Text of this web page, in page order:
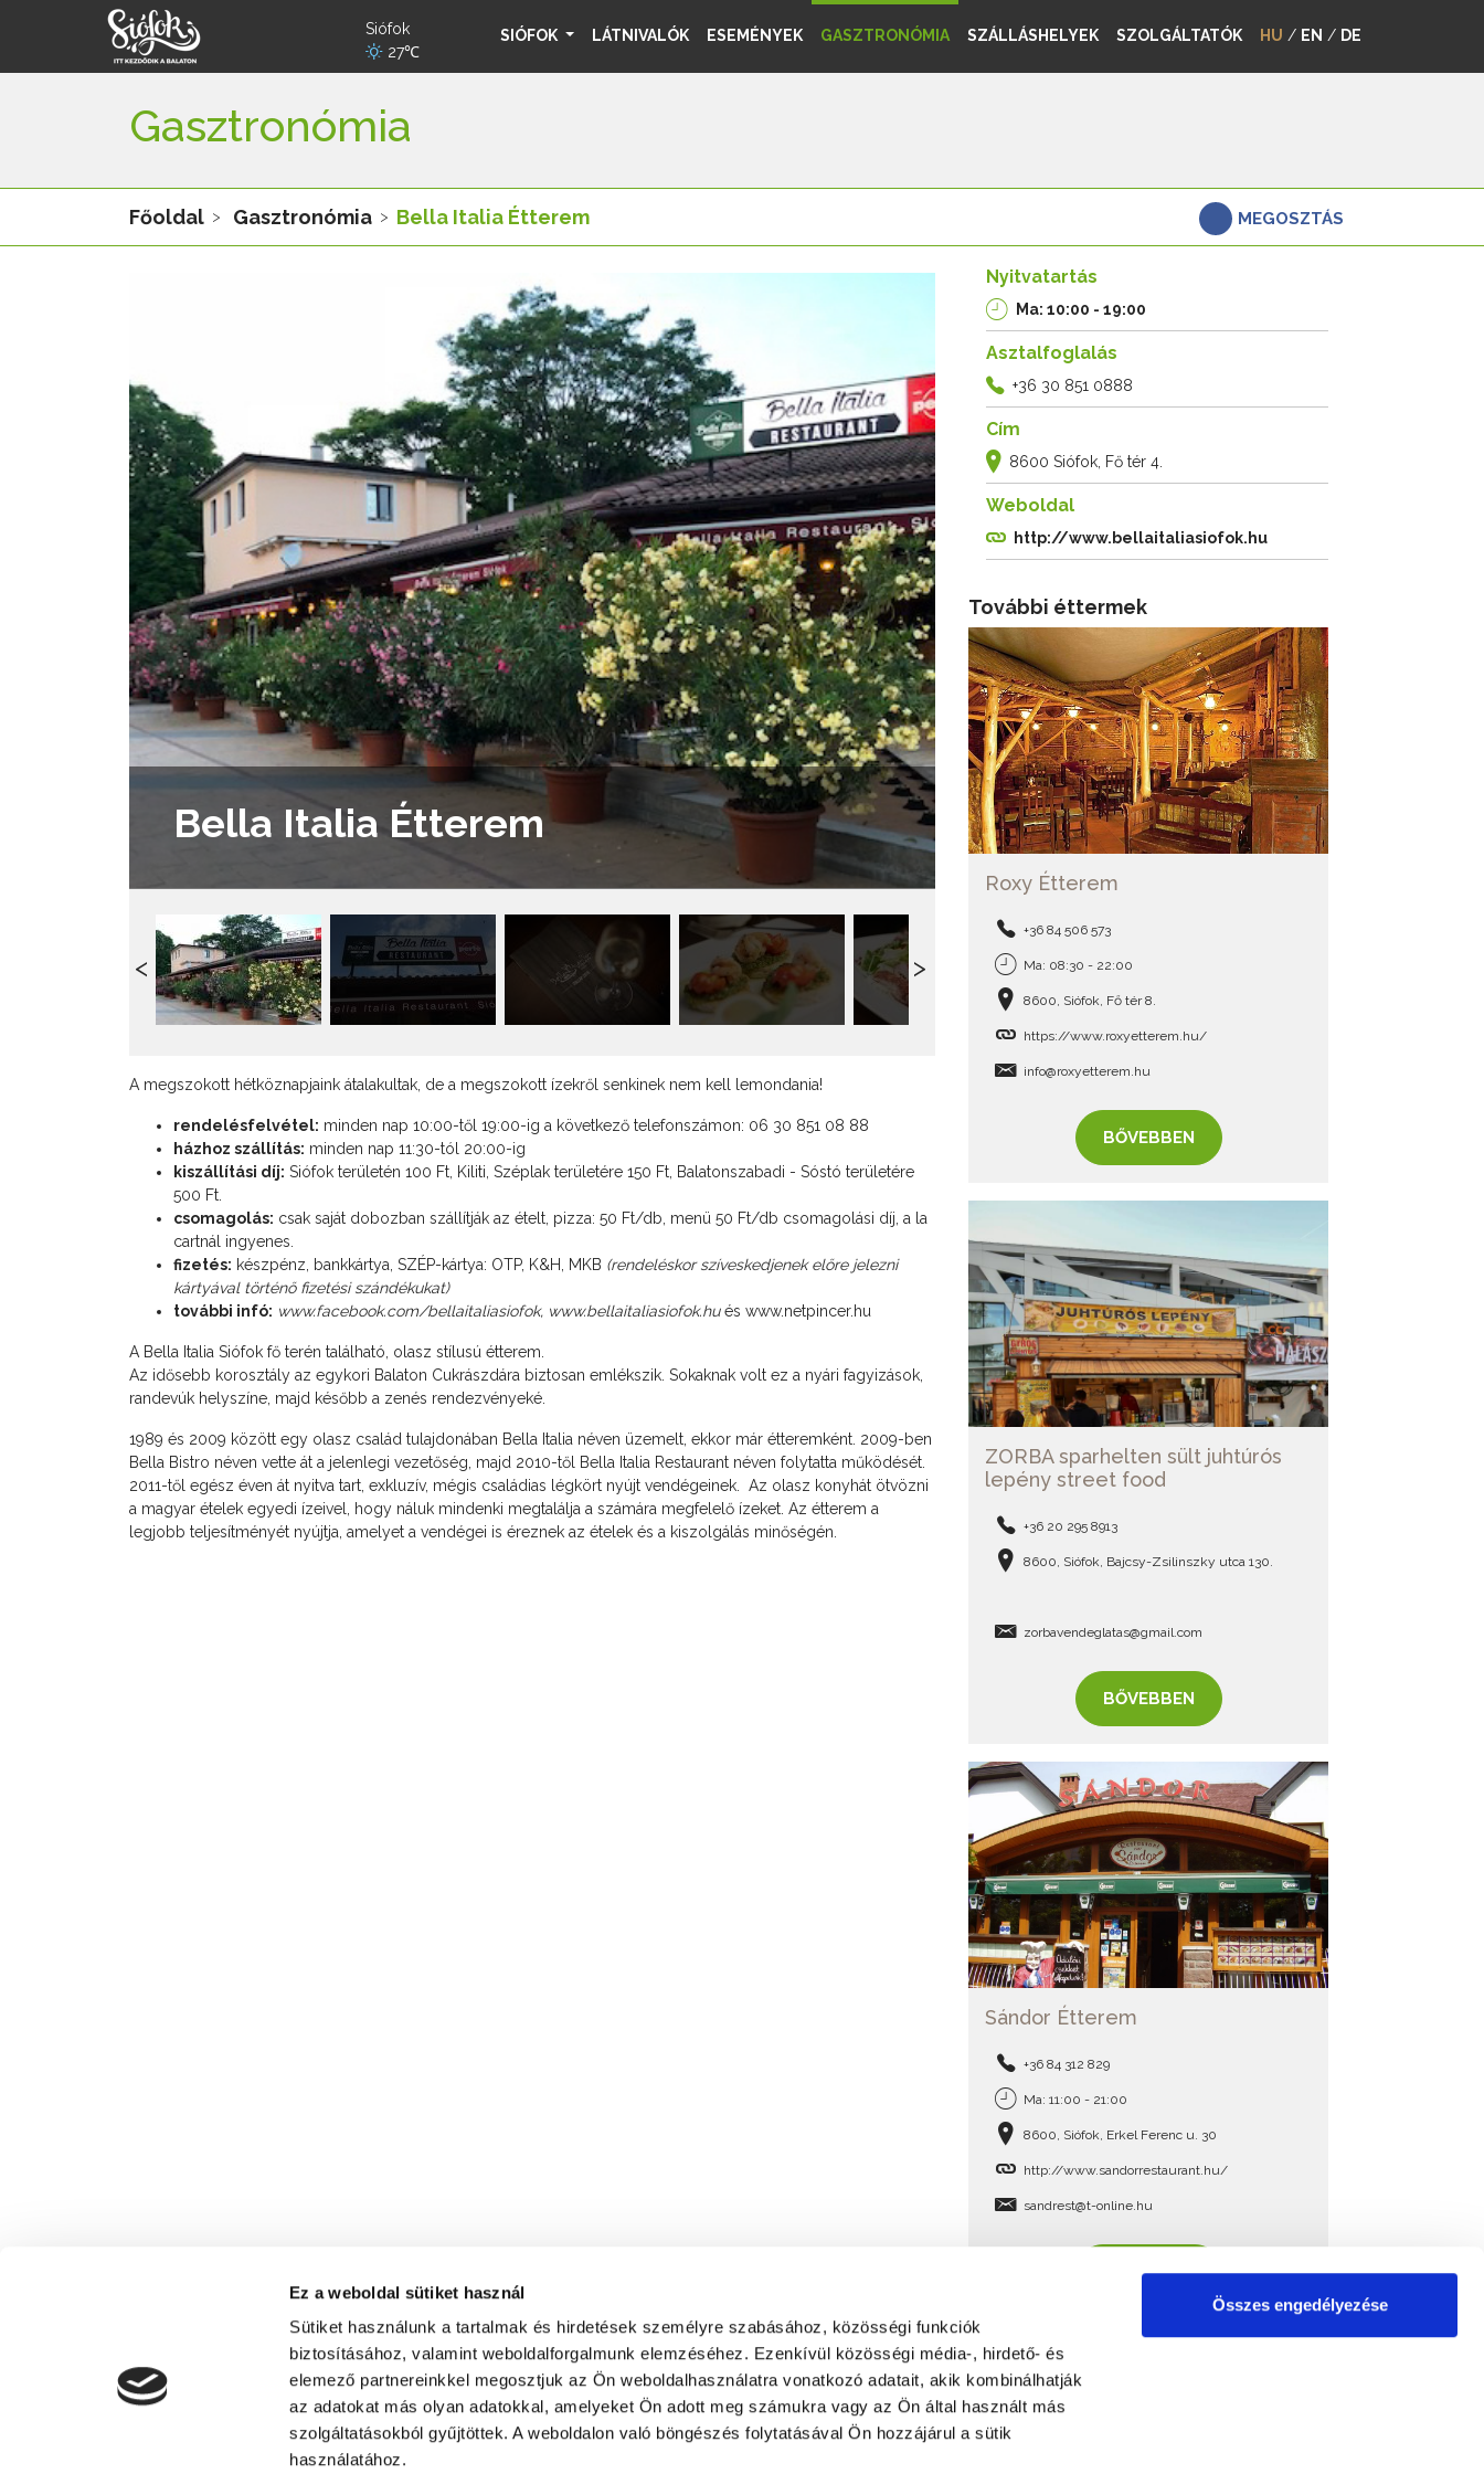
Ez a weboldal sütiket használ
Sütiket használunk a tartalmak és hirdetések személyre szabásához, közösségi funkciók
biztosításához, valamint weboldalforgalmunk elemzéséhez. Ezenkívül közösségi média-, hirdető- és
elemező partnereinkkel megosztjuk az Ön weboldalhasználatra vonatkozó adatait, akik kombinálhatják
az adatokat más olyan adatokkal, amelyeket Ön adott meg számukra vagy az Ön által használt más
szolgáltatásokból gyűjtöttek. A weboldalon való böngészés folytatásával Ön hozzájárul a sütik
használatához.
Összes engedélyezése
Siófok
27℃
SIÓFOK LÁTNIVALÓK ESEMÉNYEK GASZTRONÓMIA SZÁLLÁSHELYEK SZOLGÁLTATÓK HU / EN / DE
Gasztronómia
Főoldal Gasztronómia Bella Italia Étterem MEGOSZTÁS
Bella Italia Étterem
A megszokott hétköznapjaink átalakultak, de a megszokott ízekről senkinek nem kell lemondania!
rendelésfelvétel: minden nap 10:00-től 19:00-ig a következő telefonszámon: 06 30 851 08 88
házhoz szállítás: minden nap 11:30-tól 20:00-ig
kiszállítási díj: Siófok területén 100 Ft, Kiliti, Széplak területére 150 Ft, Balatonszabadi - Sóstó területére
500 Ft.
csomagolás: csak saját dobozban szállítják az ételt, pizza: 50 Ft/db, menü 50 Ft/db csomagolási díj, a la
cartnál ingyenes.
fizetés: készpénz, bankkártya, SZÉP-kártya: OTP, K&H, MKB (rendeléskor szíveskedjenek előre jelezni
kártyával történő fizetési szándékukat)
további infó: www.facebook.com/bellaitaliasiofok, www.bellaitaliasiofok.hués www.netpincer.hu
A Bella Italia Siófok fő terén található, olasz stílusú étterem.
Az idősebb korosztály az egykori Balaton Cukrászdára biztosan emlékszik. Sokaknak volt ez a nyári fagyizások,
randevúk helyszíne, majd később a zenés rendezvényeké.
1989 és 2009 között egy olasz család tulajdonában Bella Italia néven üzemelt, ekkor már étteremként. 2009-ben
Bella Bistro néven vette át a jelenlegi vezetőség, majd 2010-től Bella Italia Restaurant néven folytatta működését.
2011-től egész éven át nyitva tart, exkluzív, mégis családias légkört nyújt vendégeinek. Az olasz konyhát ötvözni
a magyar ételek egyedi ízeivel, hogy náluk mindenki megtalálja a számára megfelelő ízeket. Az étterem a
legjobb teljesítményét nyújtja, amelyet a vendégei is éreznek az ételek és a kiszolgálás minőségén.
Nyitvatartás
Ma: 10:00 - 19:00
Asztalfoglalás
+36 30 851 0888
Cím
8600 Siófok, Fő tér 4.
Weboldal
http://www.bellaitaliasiofok.hu
További éttermek
Roxy Étterem
+36 84 506 573
Ma: 08:30 - 22:00
8600, Siófok, Fő tér 8.
https://www.roxyetterem.hu/
info@roxyetterem.hu
BŐVEBBEN
ZORBA sparhelten sült juhtúrós
lepény street food
+36 20 295 8913
8600, Siófok, Bajcsy-Zsilinszky utca 130.
zorbavendeglatas@gmail.com
BŐVEBBEN
Sándor Étterem
+36 84 312 829
Ma: 11:00 - 21:00
8600, Siófok, Erkel Ferenc u. 30
http://www.sandorrestaurant.hu/
sandrest@t-online.hu
BŐVEBBEN
ADATVÉDELMI NYILATKOZAT FELHASZNÁLÁS FELTÉTELEI
Siófoki Fürdőegylet - Turisztikai Egyesület